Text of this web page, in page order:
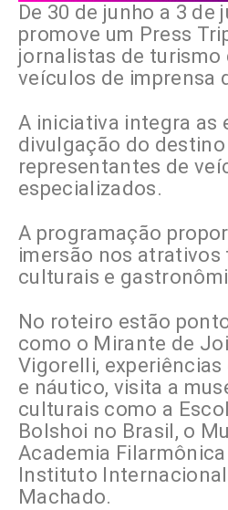
De 30 de junho a 3
promove um Press
jornalistas de turismo
veículos de imprensa
A iniciativa integra as
divulgação do destino
representantes de
especializados.
A programação
imersão nos atrativos
culturais e
No roteiro estão
como o Mirante de
Vigorelli, experiências
e náutico, visita a
culturais como a
Bolshoi no Brasil, o
Academia
Instituto
Machado.